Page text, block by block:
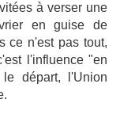
à verser une
en guise de
ce n'est pas tout,
l'influence "en
départ, l'Union